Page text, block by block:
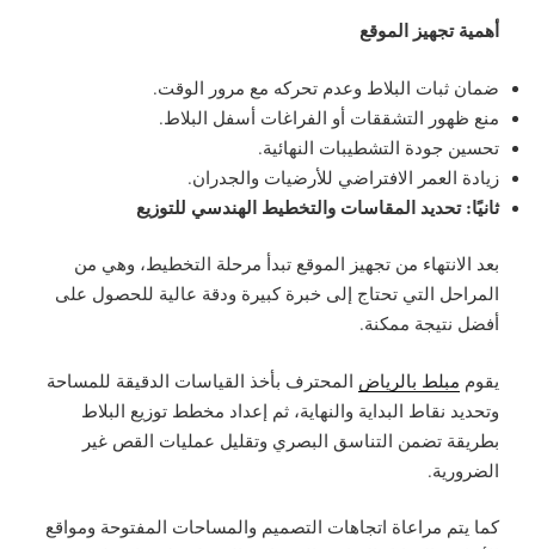
أهمية تجهيز الموقع
ضمان ثبات البلاط وعدم تحركه مع مرور الوقت.
منع ظهور التشققات أو الفراغات أسفل البلاط.
تحسين جودة التشطيبات النهائية.
زيادة العمر الافتراضي للأرضيات والجدران.
ثانيًا: تحديد المقاسات والتخطيط الهندسي للتوزيع
بعد الانتهاء من تجهيز الموقع تبدأ مرحلة التخطيط، وهي من
المراحل التي تحتاج إلى خبرة كبيرة ودقة عالية للحصول على
أفضل نتيجة ممكنة.
يقوم مبلط بالرياض المحترف بأخذ القياسات الدقيقة للمساحة
وتحديد نقاط البداية والنهاية، ثم إعداد مخطط توزيع البلاط
بطريقة تضمن التناسق البصري وتقليل عمليات القص غير
الضرورية.
كما يتم مراعاة اتجاهات التصميم والمساحات المفتوحة ومواقع